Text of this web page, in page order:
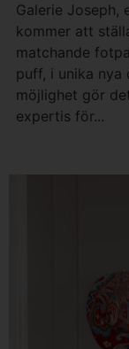
Galerie Joseph,
kommer att
matchande
puff, i unika nya
möjlighet gör
expertis för...